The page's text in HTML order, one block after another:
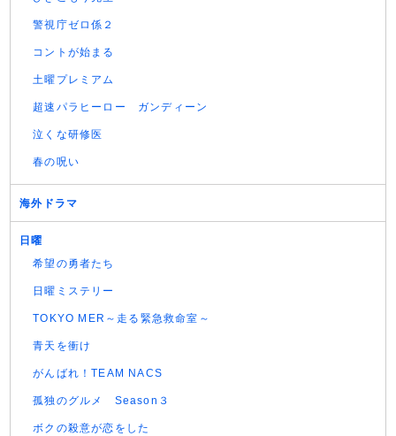
警視庁ゼロ係２
コントが始まる
土曜プレミアム
超速パラヒーロー ガンディーン
泣くな研修医
春の呪い
海外ドラマ
日曜
希望の勇者たち
日曜ミステリー
TOKYO MER～走る緊急救命室～
青天を衝け
がんばれ！TEAM NACS
孤独のグルメ Season３
ボクの殺意が恋をした